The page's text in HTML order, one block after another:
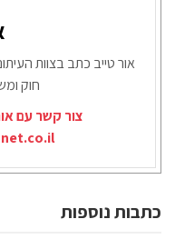
אור טייב כתב בצוות
חוק
צור קשר עם
כתבות נוספות